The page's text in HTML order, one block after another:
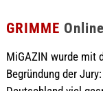
GRIMME
MiGAZIN wurde mit
Begründung der